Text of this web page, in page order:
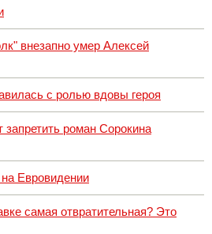
внезапно умер Алексей
с ролью вдовы героя
роман Сорокина
Евровидении
самая отвратительная? Это